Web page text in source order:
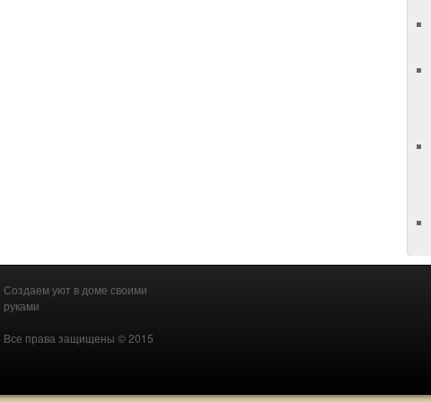
Создаем уют в доме своими
руками
Все права защищены © 2015